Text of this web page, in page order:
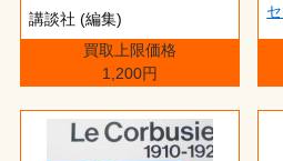
講談社 (編集)
買取上限価格
1,200円